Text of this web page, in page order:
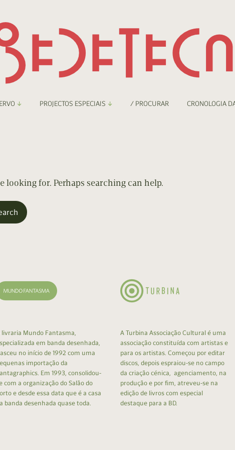
Digital
PROJECTOS ESPECIAIS / PROCURAR CRONOLOGIA
looking for. Perhaps searching can help.
livraria Mundo Fantasma,
em banda desenhada,
no início de 1992 com uma
importação da
Em 1993, consolidou-
com a organização do Salão do
e desde essa data que é a casa
banda desenhada quase toda.
A Turbina Associação Cultural é uma
associação constituída com artistas e
para os artistas. Começou por editar
discos, depois espraiou-se no campo
da criação cénica, agenciamento, na
produção e por fim, atreveu-se na
edição de livros com especial
destaque para a BD.